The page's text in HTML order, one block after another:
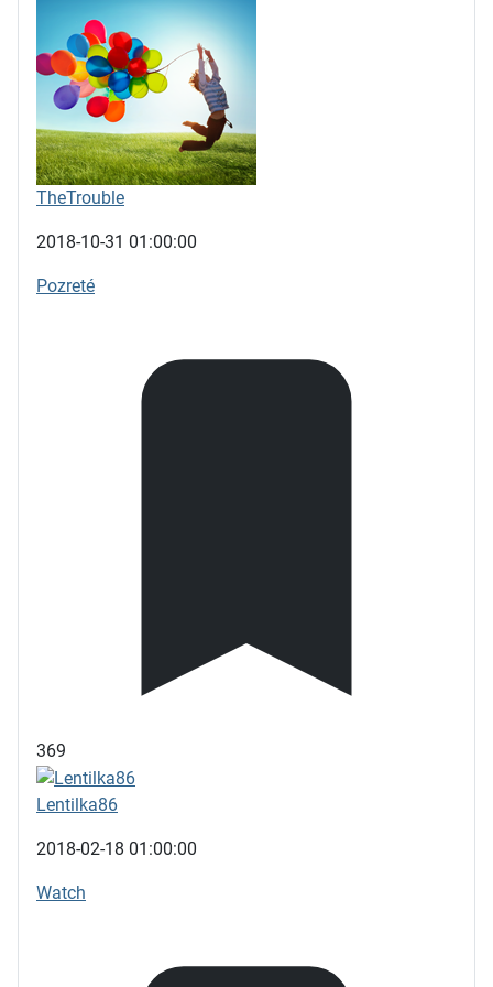
TheTrouble
2018-10-31 01:00:00
Pozreté
369
Lentilka86
2018-02-18 01:00:00
Watch